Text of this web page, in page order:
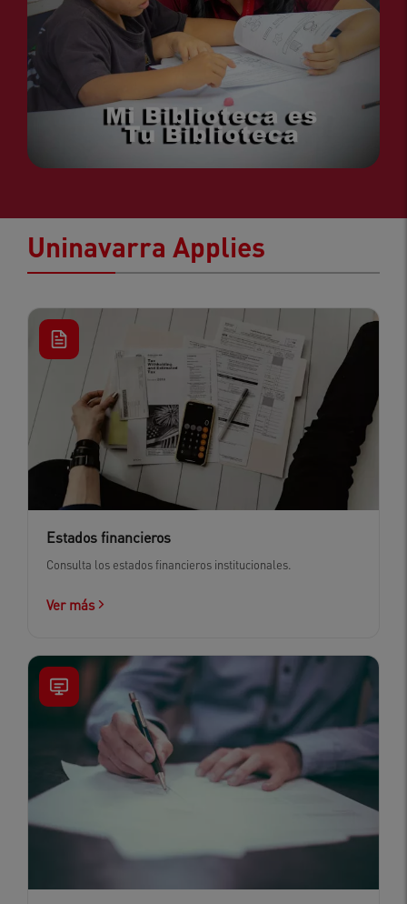
Uninavarra Applies
Estados financieros
Consulta los estados financieros institucionales.
Ver más